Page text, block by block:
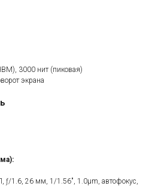
3000 нит (пиковая)
экрана
ƒ/1.6, 26 мм, 1/1.56", 1.0µm, автофокус,